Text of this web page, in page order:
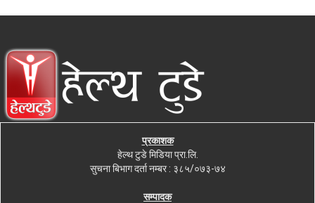
प्रकाशक
हेल्थ टुडे मिडिया प्रा.लि.
सुचना बिभाग दर्ता नम्बर : ३८५/०७३-७४
सम्पादक